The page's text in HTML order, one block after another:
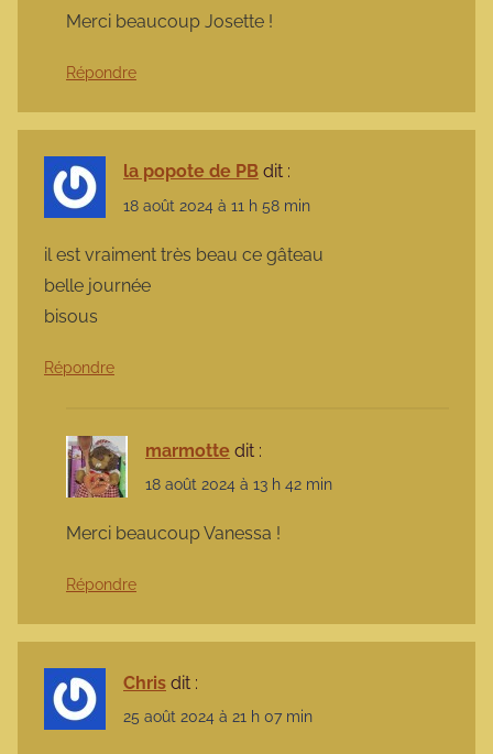
Merci beaucoup Josette !
Répondre
la popote de PB dit :
18 août 2024 à 11 h 58 min
il est vraiment très beau ce gâteau
belle journée
bisous
Répondre
marmotte dit :
18 août 2024 à 13 h 42 min
Merci beaucoup Vanessa !
Répondre
Chris dit :
25 août 2024 à 21 h 07 min